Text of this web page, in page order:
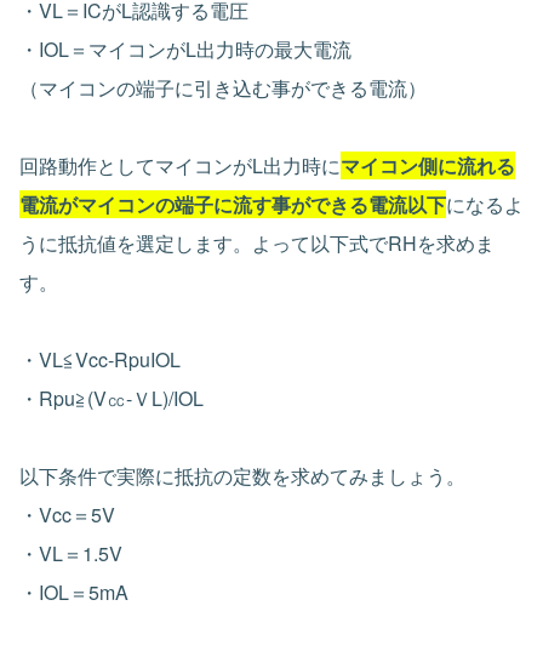
・VL＝ICがL認識する電圧
・IOL＝マイコンがL出力時の最大電流
（マイコンの端子に引き込む事ができる電流）
回路動作としてマイコンがL出力時にマイコン側に流れる
電流がマイコンの端子に流す事ができる電流以下になるよ
うに抵抗値を選定します。よって以下式でRHを求めま
す。
・VL≦Vcc-RpuIOL
・Rpu≧(V㏄-ＶL)/IOL
以下条件で実際に抵抗の定数を求めてみましょう。
・Vcc＝5V
・VL＝1.5V
・IOL＝5mA